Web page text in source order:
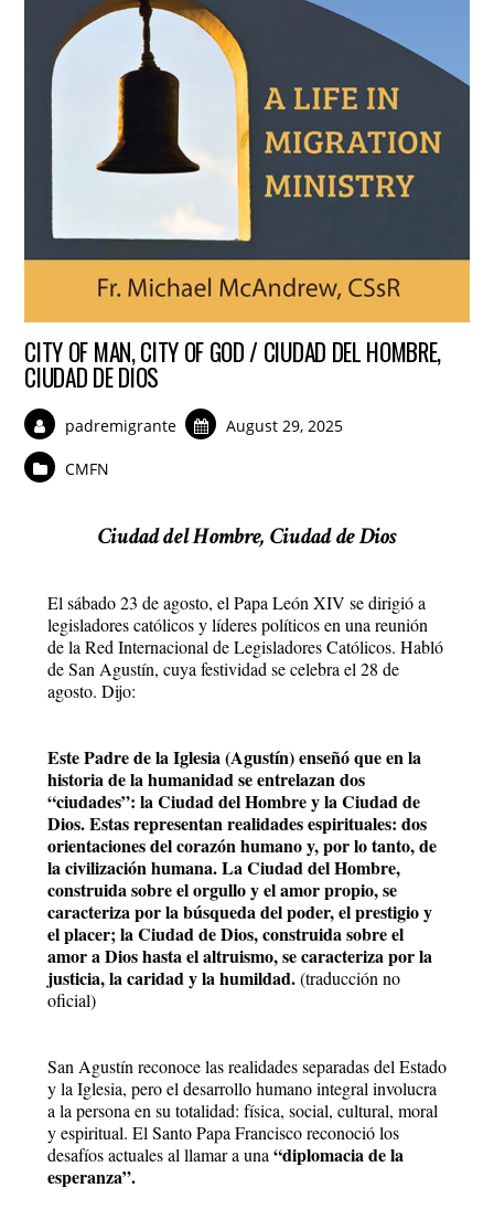
CITY OF MAN, CITY OF GOD / CIUDAD DEL HOMBRE,
CIUDAD DE DIOS
padremigrante August 29, 2025
CMFN
Ciudad del Hombre, Ciudad de Dios
El sábado 23 de agosto, el Papa León XIV se dirigió a
legisladores católicos y líderes políticos en una reunión
de la Red Internacional de Legisladores Católicos. Habló
de San Agustín, cuya festividad se celebra el 28 de
agosto. Dijo:
Este Padre de la Iglesia (Agustín) enseñó que en la
historia de la humanidad se entrelazan dos
“ciudades”: la Ciudad del Hombre y la Ciudad de
Dios. Estas representan realidades espirituales: dos
orientaciones del corazón humano y, por lo tanto, de
la civilización humana. La Ciudad del Hombre,
construida sobre el orgullo y el amor propio, se
caracteriza por la búsqueda del poder, el prestigio y
el placer; la Ciudad de Dios, construida sobre el
amor a Dios hasta el altruismo, se caracteriza por la
justicia, la caridad y la humildad.(traducción no
oficial)
San Agustín reconoce las realidades separadas del Estado
y la Iglesia, pero el desarrollo humano integral involucra
a la persona en su totalidad: física, social, cultural, moral
y espiritual. El Santo Papa Francisco reconoció los
desafíos actuales al llamar a una“diplomacia de la
esperanza”.